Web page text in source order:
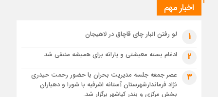
1 ماه قبل
1 ماه قبل
رئوف
تصاویر هوایی مراسم تشییع پیکر مطهر آقای شهید ایران – مشهد
اخبار مهم
1 لو رفتن انبار چای قاچاق در لاهیجان
2 ادغام بسته معیشتی و یارانه برای همیشه منتفی شد
3
عصر جمعه جلسه مدیریت بحران با حضور رحمت حیدری
نژاد فرماندارشهرستان آستانه اشرفیه با شورا و دهیاران
بخش مرکزی و بندر کیاشهر برگزار شد.